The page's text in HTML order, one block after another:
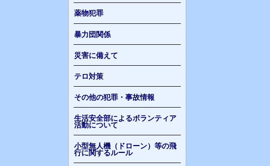
薬物犯罪
暴力団関係
災害に備えて
テロ対策
その他の犯罪・事故情報
生活安全部によるボランティア
活動について
小型無人機（ドローン）等の飛
行に関するルール